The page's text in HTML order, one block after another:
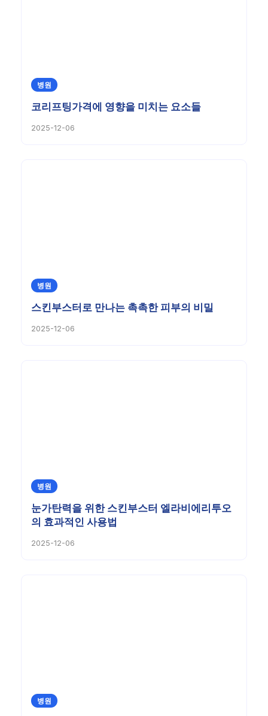
병원
코리프팅가격에 영향을 미치는 요소들
2025-12-06
병원
스킨부스터로 만나는 촉촉한 피부의 비밀
2025-12-06
병원
눈가탄력을 위한 스킨부스터 엘라비에리투오
의 효과적인 사용법
2025-12-06
병원